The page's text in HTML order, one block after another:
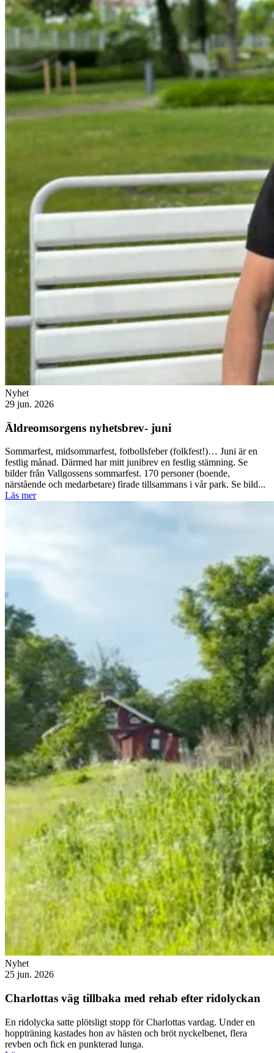
Nyhet
29 jun. 2026
Äldreomsorgens nyhetsbrev- juni
Sommarfest, midsommarfest, fotbollsfeber (folkfest!)… Juni är en
festlig månad. Därmed har mitt junibrev en festlig stämning. Se
bilder från Vallgossens sommarfest. 170 personer (boende,
närstående och medarbetare) firade tillsammans i vår park. Se bild...
Läs mer
Nyhet
25 jun. 2026
Charlottas väg tillbaka med rehab efter ridolyckan
En ridolycka satte plötsligt stopp för Charlottas vardag. Under en
hoppträning kastades hon av hästen och bröt nyckelbenet, flera
revben och fick en punkterad lunga.